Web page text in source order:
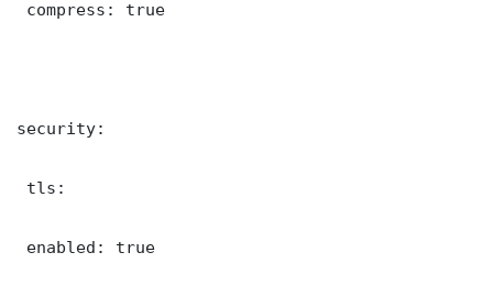
compress: true
security:
tls:
enabled: true